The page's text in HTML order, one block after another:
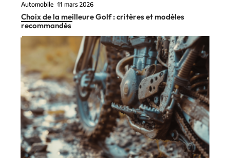
Automobile 11 mars 2026
Choix de la meilleure Golf : critères et modèles
recommandés